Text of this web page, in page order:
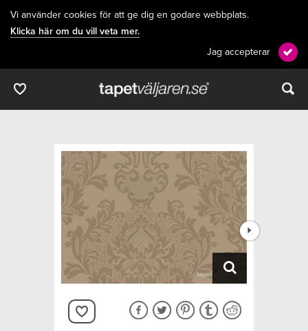
Vi använder cookies för att ge dig en godare webbplats.
Klicka här om du vill veta mer.
Jag accepterar